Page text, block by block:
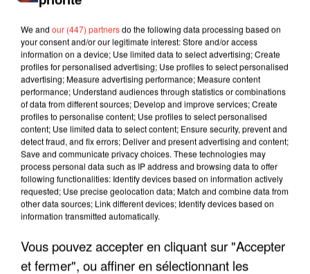
LES INTERVIEWS CHANTE
"JE SUIS À DISPOSITION DES
We and our (447) partnersdo the following data processing based on
your consent and/or our legitimate interest: Store and/or access
information on a device; Use limited data to select advertising; Create
profiles for personalised advertising; Use profiles to select personalised
advertising; Measure advertising performance; Measure content
performance; Understand audiences through statistics or combinations
of data from different sources; Develop and improve services; Create
profiles to personalise content; Use profiles to select personalised
content; Use limited data to select content; Ensure security, prevent and
detect fraud, and fix errors; Deliver and present advertising and content;
Save and communicate privacy choices. These technologies may
process personal data such as IP address and browsing data to offer
following functionalities: Identify devices based on information actively
requested; Use precise geolocation data; Match and combine data from
other data sources; Link different devices; Identify devices based on
information transmitted automatically.
Vous pouvez accepter en cliquant sur "Accepter
et fermer", ou affiner en sélectionnant les